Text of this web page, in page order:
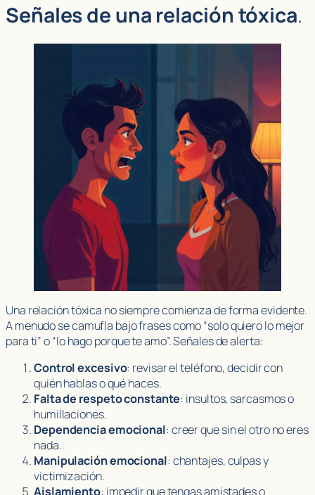
Señales de una relación tóxica.
Una relación tóxica no siempre comienza de forma evidente.
A menudo se camufla bajo frases como “solo quiero lo mejor
para ti” o “lo hago porque te amo”. Señales de alerta:
Control excesivo: revisar el teléfono, decidir con
quién hablas o qué haces.
Falta de respeto constante: insultos, sarcasmos o
humillaciones.
Dependencia emocional: creer que sin el otro no eres
nada.
Manipulación emocional: chantajes, culpas y
victimización.
Aislamiento: impedir que tengas amistades o